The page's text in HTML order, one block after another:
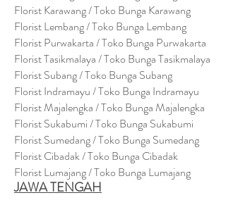
Florist Karawang / Toko Bunga Karawang
Florist Lembang / Toko Bunga Lembang
Florist Purwakarta / Toko Bunga Purwakarta
Florist Tasikmalaya / Toko Bunga Tasikmalaya
Florist Subang / Toko Bunga Subang
Florist Indramayu / Toko Bunga Indramayu
Florist Majalengka / Toko Bunga Majalengka
Florist Sukabumi / Toko Bunga Sukabumi
Florist Sumedang / Toko Bunga Sumedang
Florist Cibadak / Toko Bunga Cibadak
Florist Lumajang / Toko Bunga Lumajang
JAWA TENGAH